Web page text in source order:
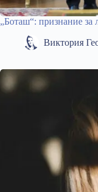
„Боташ“: признание
Виктория